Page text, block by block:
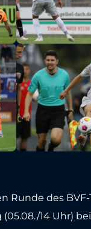
Runde des
14 Uhr)